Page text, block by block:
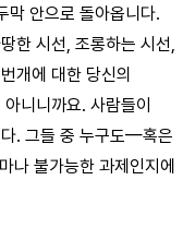
막 안으로 돌아옵니다.
한 시선, 조롱하는 시선,
개에 대한 당신의
니니까요. 사람들이
. 그들 중 누구도—혹은
나 불가능한 과제인지에